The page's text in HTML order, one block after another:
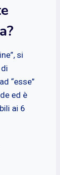
si
“esse”
ed è
ai 6